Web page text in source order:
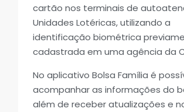
cartão nos terminais de
Unidades Lotéricas, utilizando a
identificação biométrica
cadastrada em uma agência da
No aplicativo Bolsa Família é
acompanhar as informações do
além de receber atualizações e